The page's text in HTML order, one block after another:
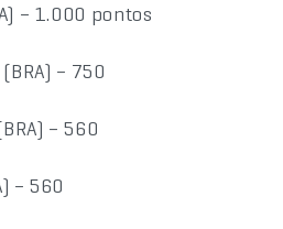
– 1.000 pontos
– 750
– 560
– 560